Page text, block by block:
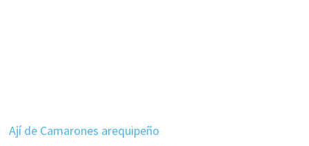
Ají de Camarones arequipeño